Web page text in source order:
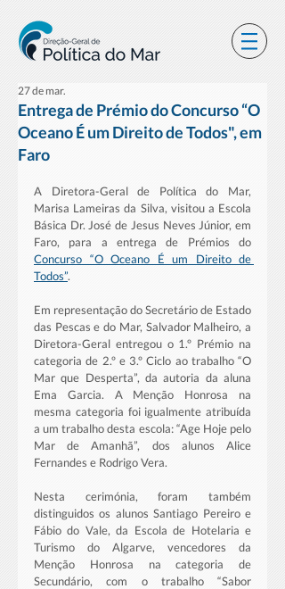
Entrega de Prémio do Concurso “O
Oceano É um Direito de Todos", em
Faro
27 de mar.
A Diretora-Geral de Política do Mar,
Marisa Lameiras da Silva, visitou a Escola
Básica Dr. José de Jesus Neves Júnior, em
Concurso “O Oceano É um Direito de
Todos”.
Em representação do Secretário de Estado
das Pescas e do Mar, Salvador Malheiro, a
Diretora-Geral entregou o 1.º Prémio na
categoria de 2.º e 3.º Ciclo ao trabalho “O
Mar que Desperta”, da autoria da aluna
Ema Garcia. A Menção Honrosa na
mesma categoria foi igualmente atribuída
a um trabalho desta escola: “Age Hoje pelo
Mar de Amanhã”, dos alunos Alice
Fernandes e Rodrigo Vera.
Nesta cerimónia, foram também
distinguidos os alunos Santiago Pereiro e
Fábio do Vale, da Escola de Hotelaria e
Turismo do Algarve, vencedores da
Menção Honrosa na categoria de
Secundário, com o trabalho “Sabor